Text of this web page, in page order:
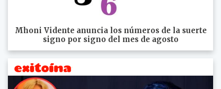
Mhoni Vidente anuncia los números de la suerte
signo por signo del mes de agosto